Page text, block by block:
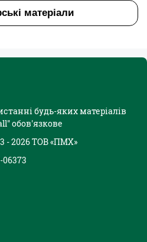
матеріали
будь-яких матеріалів
обов'язкове
- 2026 ТОВ «ПМХ»
06373